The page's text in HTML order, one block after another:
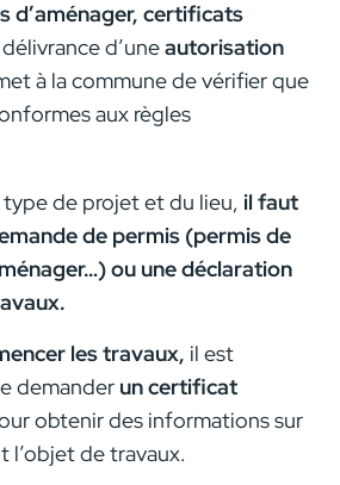
d’aménager, certificats
d’uneautorisation
à la commune de vérifier que
aux règles
de projet et du lieu, il faut
de permis (permis de
ou une déclaration
les travaux, il est
demander un certificat
obtenir des informations sur
l’objet de travaux.